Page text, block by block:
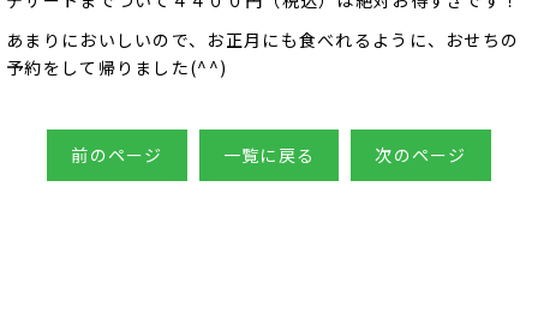
あまりにおいしいので、お正月にも食べれるように、おせちの
予約をして帰りました(^^)
前のページ 一覧に戻る 次のページ